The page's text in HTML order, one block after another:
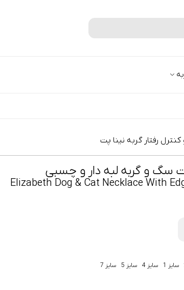
رفتار گربه نینا پت
سگ و گربه لبه دار و چسبی
Elizabeth Dog & Cat Necklace With
سایز 1 سایز 4 سایز 5 سایز 7